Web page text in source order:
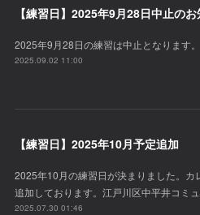
【練習日】2025年9月28日中止の
2025年9月28日の練習は中止となります。
2025.09.02 11:00
【練習日】2025年10月予定追加
2025年10月の練習日が決まりました。カ
追加しております。江戸川区中平井コミ
2025.07.30 01:46